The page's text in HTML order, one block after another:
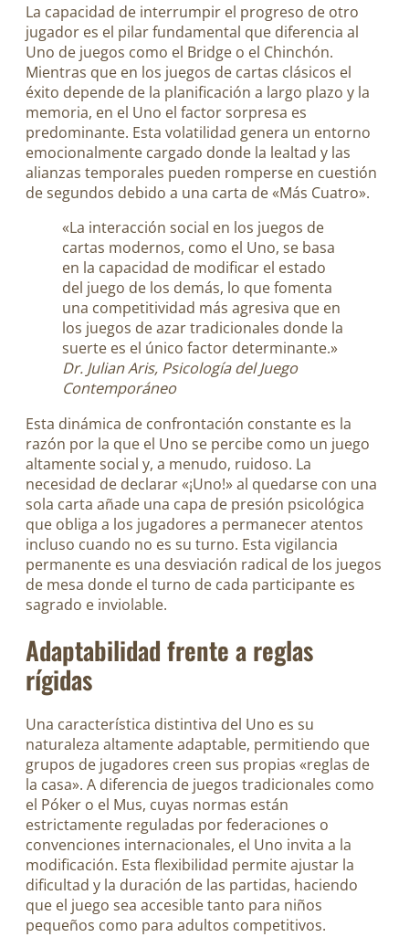
La capacidad de interrumpir el progreso de otro
jugador es el pilar fundamental que diferencia al
Uno de juegos como el Bridge o el Chinchón.
Mientras que en los juegos de cartas clásicos el
éxito depende de la planificación a largo plazo y la
memoria, en el Uno el factor sorpresa es
predominante. Esta volatilidad genera un entorno
emocionalmente cargado donde la lealtad y las
alianzas temporales pueden romperse en cuestión
de segundos debido a una carta de «Más Cuatro».
«La interacción social en los juegos de
cartas modernos, como el Uno, se basa
en la capacidad de modificar el estado
del juego de los demás, lo que fomenta
una competitividad más agresiva que en
los juegos de azar tradicionales donde la
suerte es el único factor determinante.»
Dr. Julian Aris, Psicología del Juego
Contemporáneo
Esta dinámica de confrontación constante es la
razón por la que el Uno se percibe como un juego
altamente social y, a menudo, ruidoso. La
necesidad de declarar «¡Uno!» al quedarse con una
sola carta añade una capa de presión psicológica
que obliga a los jugadores a permanecer atentos
incluso cuando no es su turno. Esta vigilancia
permanente es una desviación radical de los juegos
de mesa donde el turno de cada participante es
sagrado e inviolable.
Adaptabilidad frente a reglas
rígidas
Una característica distintiva del Uno es su
naturaleza altamente adaptable, permitiendo que
grupos de jugadores creen sus propias «reglas de
la casa». A diferencia de juegos tradicionales como
el Póker o el Mus, cuyas normas están
estrictamente reguladas por federaciones o
convenciones internacionales, el Uno invita a la
modificación. Esta flexibilidad permite ajustar la
dificultad y la duración de las partidas, haciendo
que el juego sea accesible tanto para niños
pequeños como para adultos competitivos.